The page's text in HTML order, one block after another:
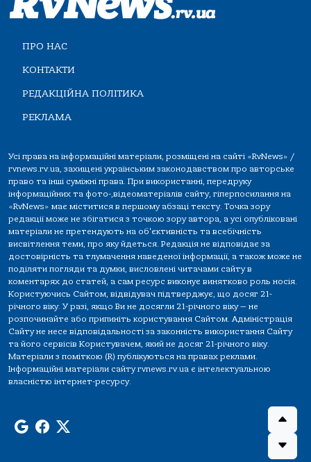
ПРО НАС
КОНТАКТИ
РЕДАКЦІЙНА ПОЛІТИКА
РЕКЛАМА
Усі права на інформаційні матеріали, розміщені на сайті «RvNews» /
rvnews.rv.ua, захищені українським законодавством про авторське
право та інші суміжні права. При використанні, передруку
інформаційних та фото-,відеоматеріалів сайту, гіперпосилання на
«RvNews» має міститися в першому абзаці тексту. Точка зору
редакції може не збігатися з точкою зору автора, а усі опубліковані
матеріали не претендують на об'єктивність та всебічність
висвітлення теми, про яку йдеться. Редакція не відповідає за
достовірність та тлумачення наведеної інформації, а також може не
поділяти погляди та думки, висловлені читачами сайту в
коментарях до статей, а сам ресурс виконує винятково роль носія.
Користуючись Сайтом, відвідувач підтверджує, що досяг 21-
річного віку. У разі, якщо Ви не досягли 21-річного віку — не
розпочинайте або припиніть користування Сайтом. Адміністрація
Сайту не несе відповідальності за законність використання Сайту
та його сервісів Користувачем, який не досяг 21-річного віку.
Матеріали з поміткою (R) публікуються на правах реклами.
Інформаційні матеріали сайту rvnews.rv.ua є інтелектуальною
власністю інтернет-ресурсу.